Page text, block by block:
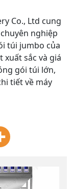
Co., Ltd cung
nghiệp
túi jumbo của
sắc và giá
gói túi lớn,
tiết về máy